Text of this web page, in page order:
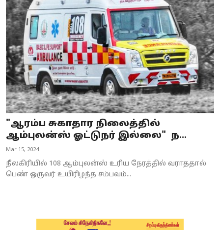
Politics
"ஆரம்ப சுகாதார நிலைத்தில்
ஆம்புலன்ஸ் ஓட்டுநர் இல்லை" ந...
Mar 15, 2024
நீலகிரியில் 108 ஆம்புலன்ஸ் உரிய நேரத்தில் வராததால்
பெண் ஒருவர் உயிரிழந்த சம்பவம்...